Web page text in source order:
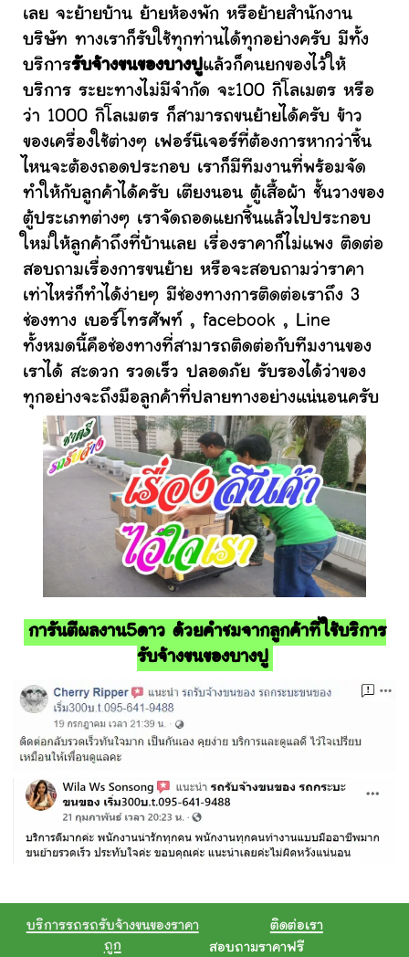
เลย จะย้ายบ้าน ย้ายห้องพัก หรือย้ายสำนักงาน
บริษัท ทางเราก็รับใช้ทุกท่านได้ทุกอย่างครับ มีทั้ง
บริการรับจ้างขนของบางปูแล้วก็คนยกของไว้ให้
บริการ ระยะทางไม่มีจำกัด จะ100 กิโลเมตร หรือ
ว่า 1000 กิโลเมตร ก็สามารถขนย้ายได้ครับ ข้าว
ของเครื่องใช้ต่างๆ เฟอร์นิเจอร์ที่ต้องการหากว่าชิ้น
ไหนจะต้องถอดประกอบ เราก็มีทีมงานที่พร้อมจัด
ทำให้กับลูกค้าได้ครับ เตียงนอน ตู้เสื้อผ้า ชั้นวางของ
ตู้ประเภทต่างๆ เราจัดถอดแยกชิ้นแล้วไปประกอบ
ใหม่ให้ลูกค้าถึงที่บ้านเลย เรื่องราคาก็ไม่แพง ติดต่อ
สอบถามเรื่องการขนย้าย หรือจะสอบถามว่าราคา
เท่าไหร่ก็ทำได้ง่ายๆ มีช่องทางการติดต่อเราถึง 3
ช่องทาง เบอร์โทรศัพท์ , facebook , Line
ทั้งหมดนี้คือช่องทางที่สามารถติดต่อกับทีมงานของ
เราได้ สะดวก รวดเร็ว ปลอดภัย รับรองได้ว่าของ
ทุกอย่างจะถึงมือลูกค้าที่ปลายทางอย่างแน่นอนครับ
การันตีผลงาน5ดาว ด้วยคำชมจากลูกค้าที่ใช้บริการ
รับจ้างขนของบางปู
บริการรถรถรับจ้างขนของราคา
ถูก
ติดต่อเรา
สอบถามราคาฟรี